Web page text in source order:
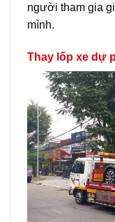
người tham gia
mình.
Thay lốp xe dự